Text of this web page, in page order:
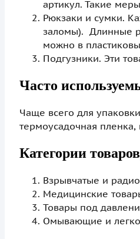
артикул. Такие
Рюкзаки и сумки.
заломы). Длинные
можно в
Подгузники. Эти
Часто
Чаще всего для
термоусадочная пленка,
Категории
Взрывчатые и
Медицинские
Товары под
Омывающие и